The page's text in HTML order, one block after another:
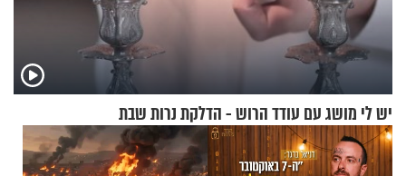
יש לי מושג עם עודד הרוש - הדלקת נרות שבת